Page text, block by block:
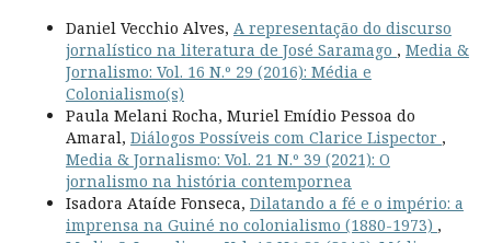
Daniel Vecchio Alves, A representação do discurso
jornalístico na literatura de José Saramago , Media &
Jornalismo: Vol. 16 N.º 29 (2016): Média e
Colonialismo(s)
Paula Melani Rocha, Muriel Emídio Pessoa do
Amaral, Diálogos Possíveis com Clarice Lispector ,
Media & Jornalismo: Vol. 21 N.º 39 (2021): O
jornalismo na história contempornea
Isadora Ataíde Fonseca, Dilatando a fé e o império: a
imprensa na Guiné no colonialismo (1880-1973) ,